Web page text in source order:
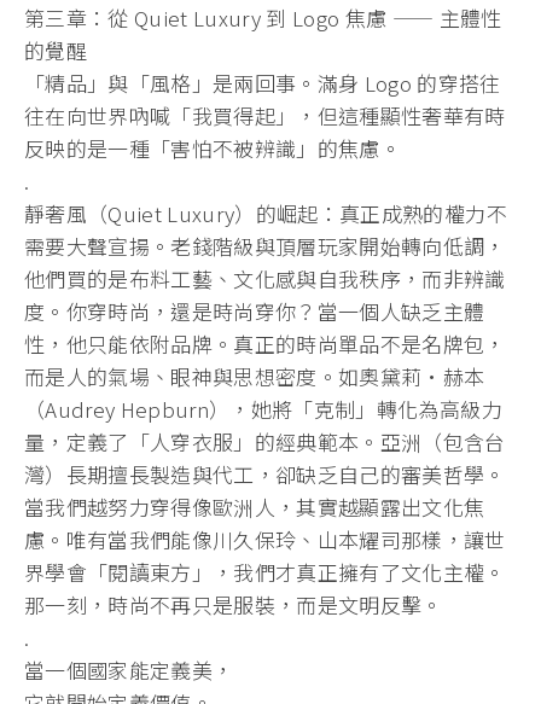
第三章：從 Quiet Luxury 到 Logo 焦慮 —— 主體性
的覺醒
「精品」與「風格」是兩回事。滿身 Logo 的穿搭往
往在向世界吶喊「我買得起」，但這種顯性奢華有時
反映的是一種「害怕不被辨識」的焦慮。
.
靜奢風（Quiet Luxury）的崛起：真正成熟的權力不
需要大聲宣揚。老錢階級與頂層玩家開始轉向低調，
他們買的是布料工藝、文化感與自我秩序，而非辨識
度。你穿時尚，還是時尚穿你？當一個人缺乏主體
性，他只能依附品牌。真正的時尚單品不是名牌包，
而是人的氣場、眼神與思想密度。如奧黛莉·赫本
（Audrey Hepburn），她將「克制」轉化為高級力
量，定義了「人穿衣服」的經典範本。亞洲（包含台
灣）長期擅長製造與代工，卻缺乏自己的審美哲學。
當我們越努力穿得像歐洲人，其實越顯露出文化焦
慮。唯有當我們能像川久保玲、山本耀司那樣，讓世
界學會「閱讀東方」，我們才真正擁有了文化主權。
那一刻，時尚不再只是服裝，而是文明反擊。
.
當一個國家能定義美，